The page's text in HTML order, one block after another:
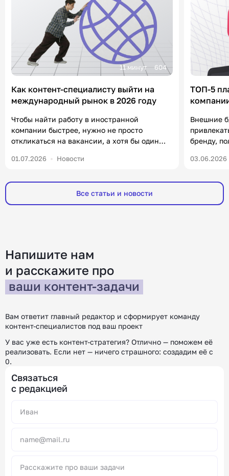
11 минут 604
Как контент-специалисту выйти на
международный рынок в 2026 году
Чтобы найти работу в иностранной
компании быстрее, нужно не просто
откликаться на вакансии, а хотя бы один
нетворкингу и комментингу. В статье
зарубежном рынке, какие инструменты
помогут получить оффер и где искать работу.
Меня зовут Юлия, я руководитель HR в
01.07.2026 Новости
ТОП-5
Внешние
бренду,
уже есть
чаще
03.06.2026
Все статьи и новости
Напишите нам
и расскажите про
ваши контент-задачи
Вам ответит главный редактор и сформирует команду
контент-специалистов под ваш проект
У вас уже есть контент-стратегия? Отлично — поможем её
реализовать. Если нет — ничего страшного: создадим её с
0.
Связаться
с редакцией